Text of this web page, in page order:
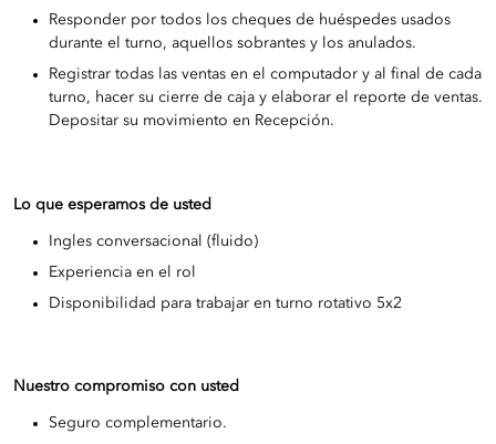
Responder por todos los cheques de huéspedes usados
durante el turno, aquellos sobrantes y los anulados.
Registrar todas las ventas en el computador y al final de cada
turno, hacer su cierre de caja y elaborar el reporte de ventas.
Depositar su movimiento en Recepción.
Lo que esperamos de usted
Ingles conversacional (fluido)
Experiencia en el rol
Disponibilidad para trabajar en turno rotativo 5x2
Nuestro compromiso con usted
Seguro complementario.